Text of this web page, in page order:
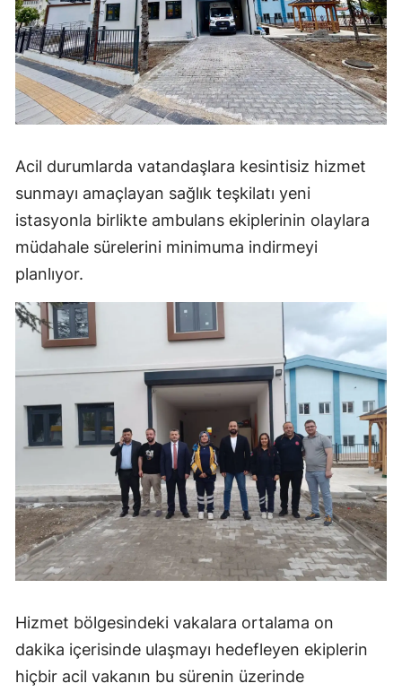
Samsun
Siirt
Sinop
Tekirdağ
Tokat
Trabzon
Şanlıurfa
Uşak
Van
Yozgat
Zonguldak
Aksaray
Bayburt
Karaman
Kırıkkale
Batman
Acil durumlarda vatandaşlara kesintisiz hizmet
sunmayı amaçlayan sağlık teşkilatı yeni
istasyonla birlikte ambulans ekiplerinin olaylara
müdahale sürelerini minimuma indirmeyi
planlıyor.
Hizmet bölgesindeki vakalara ortalama on
dakika içerisinde ulaşmayı hedefleyen ekiplerin
hiçbir acil vakanın bu sürenin üzerinde